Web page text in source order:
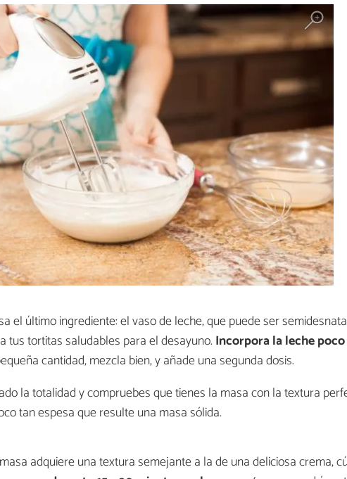
el último ingrediente: el vaso de leche, que puede ser
tus tortitas saludables para el desayuno. Incorpora la leche
cantidad, mezcla bien, y añade una segunda dosis.
la totalidad y compruebes que tienes la masa con la textura
tan espesa que resulte una masa sólida.
adquiere una textura semejante a la de una deliciosa crema,